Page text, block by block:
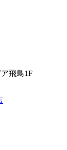
飛鳥1F